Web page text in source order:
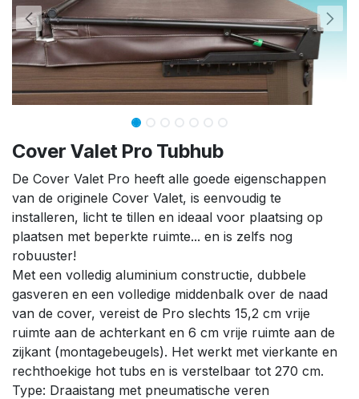
Cover Valet Pro Tubhub
De Cover Valet Pro heeft alle goede eigenschappen
van de originele Cover Valet, is eenvoudig te
installeren, licht te tillen en ideaal voor plaatsing op
plaatsen met beperkte ruimte... en is zelfs nog
robuuster!
Met een volledig aluminium constructie, dubbele
gasveren en een volledige middenbalk over de naad
van de cover, vereist de Pro slechts 15,2 cm vrije
ruimte aan de achterkant en 6 cm vrije ruimte aan de
zijkant (montagebeugels). Het werkt met vierkante en
rechthoekige hot tubs en is verstelbaar tot 270 cm.
Type: Draaistang met pneumatische veren